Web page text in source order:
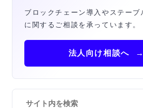
ブロックチェーン導入やステーブ
に関するご相談を承っています。
法人向け相談へ